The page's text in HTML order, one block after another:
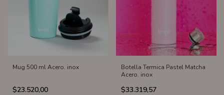
Mug 500 ml Acero. inox
$23.520,00
Botella Termica Pastel Matcha
Acero. inox
$33.319,57